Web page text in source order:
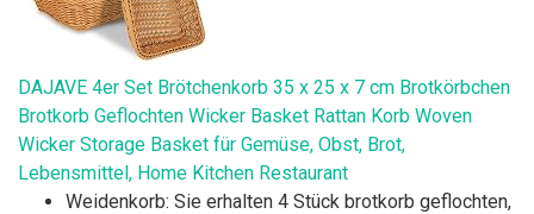
DAJAVE 4er Set Brötchenkorb 35 x 25 x 7 cm Brotkörbchen
Brotkorb Geflochten Wicker Basket Rattan Korb Woven
Wicker Storage Basket für Gemüse, Obst, Brot,
Lebensmittel, Home Kitchen Restaurant
Weidenkorb: Sie erhalten 4 Stück brotkorb geflochten,